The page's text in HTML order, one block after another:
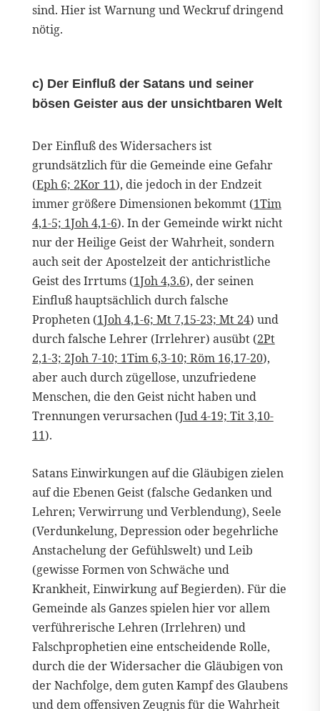
sind. Hier ist Warnung und Weckruf dringend
nötig.
c) Der Einfluß der Satans und seiner
bösen Geister aus der unsichtbaren Welt
Der Einfluß des Widersachers ist
grundsätzlich für die Gemeinde eine Gefahr
(Eph 6; 2Kor 11), die jedoch in der Endzeit
immer größere Dimensionen bekommt (1Tim
4,1-5; 1Joh 4,1-6). In der Gemeinde wirkt nicht
nur der Heilige Geist der Wahrheit, sondern
auch seit der Apostelzeit der antichristliche
Geist des Irrtums (1Joh 4,3.6), der seinen
Einfluß hauptsächlich durch falsche
Propheten (1Joh 4,1-6; Mt 7,15-23; Mt 24) und
durch falsche Lehrer (Irrlehrer) ausübt (2Pt
2,1-3; 2Joh 7-10; 1Tim 6,3-10; Röm 16,17-20),
aber auch durch zügellose, unzufriedene
Menschen, die den Geist nicht haben und
Trennungen verursachen (Jud 4-19; Tit 3,10-
11).
Satans Einwirkungen auf die Gläubigen zielen
auf die Ebenen Geist (falsche Gedanken und
Lehren; Verwirrung und Verblendung), Seele
(Verdunkelung, Depression oder begehrliche
Anstachelung der Gefühlswelt) und Leib
(gewisse Formen von Schwäche und
Krankheit, Einwirkung auf Begierden). Für die
Gemeinde als Ganzes spielen hier vor allem
verführerische Lehren (Irrlehren) und
Falschprophetien eine entscheidende Rolle,
durch die der Widersacher die Gläubigen von
der Nachfolge, dem guten Kampf des Glaubens
und dem offensiven Zeugnis für die Wahrheit